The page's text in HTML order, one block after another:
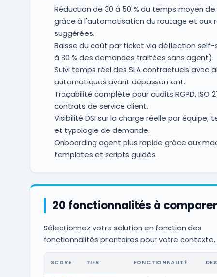
Réduction de 30 à 50 % du temps moyen
grâce à l'automatisation du routage et aux
suggérées.
Baisse du coût par ticket via déflection self-
à 30 % des demandes traitées sans agent).
Suivi temps réel des SLA contractuels avec
automatiques avant dépassement.
Traçabilité complète pour audits RGPD, ISO
contrats de service client.
Visibilité DSI sur la charge réelle par équipe,
et typologie de demande.
Onboarding agent plus rapide grâce aux
templates et scripts guidés.
20 fonctionnalités à comparer
Sélectionnez votre solution en fonction des
fonctionnalités prioritaires pour votre contexte.
SCORE TIER FONCTIONNALITÉ